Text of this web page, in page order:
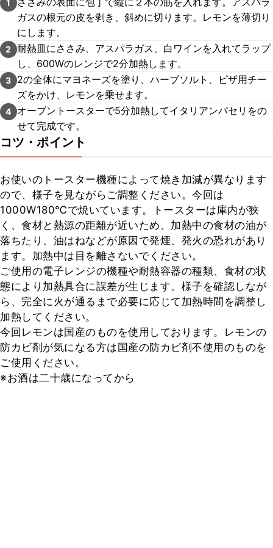
1
ガスの根元の皮を剥き、斜めに切ります。レモンを薄切り
にします。
2
耐熱皿にささみ、アスパラガス、白ワインを入れてラップ
し、600Wのレンジで2分加熱します。
3
2の全体にマヨネーズを塗り、ハーブソルト、ピザ用チー
ズをかけ、レモンを乗せます。
4
オーブントースターで5分加熱してイタリアンパセリをの
せて完成です。
コツ・ポイント
お使いのトースター機種によって焼き加減が異なります
ので、様子を見ながらご調整ください。今回は
1000W180℃で焼いています。トースターは庫内が狭
く、食材と熱源の距離が近いため、加熱中の食材の油が
落ちたり、油はねなどが原因で発煙、発火の恐れがあり
ます。加熱中は目を離さないでください。
ご使用の電子レンジの機種や耐熱容器の種類、食材の状
態により加熱具合に誤差が生じます。様子を確認しなが
ら、完全に火が通るまで必要に応じて加熱時間を調整し
加熱してください。
今回レモンは国産のものを使用しております。レモンの
防カビ剤が気になる方は国産の防カビ剤不使用のものを
ご使用ください。
※お酒は二十歳になってから